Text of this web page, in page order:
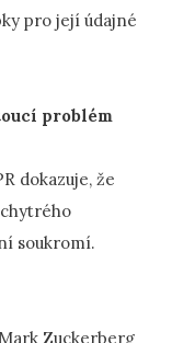
pro její údajné
problém
dokazuje, že
soukromí.
Zuckerberg